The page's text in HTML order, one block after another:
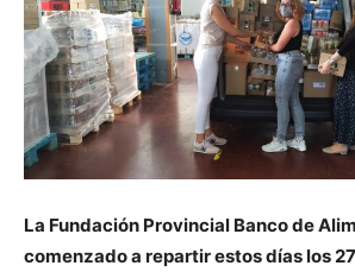
La Fundación Provincial Banco de
comenzado a repartir estos días los